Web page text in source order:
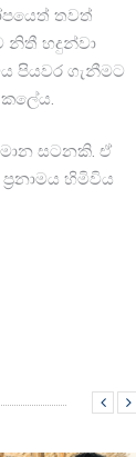
තවත්
නිතී හදුන්වා
පියවර ගැනීමට
සටනකි. ඒ
හිමිවිය